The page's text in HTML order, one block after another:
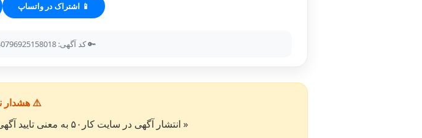
📱 اشتراک در واتساپ
🔑 کد آگهی: 441702332576968340796925158018
⚠️ هشدار
« انتشار آگهی در سایت کار۵۰ به معنی تایید آگهی دهنده از طرف سایت کار۵۰ نمی باشد. »